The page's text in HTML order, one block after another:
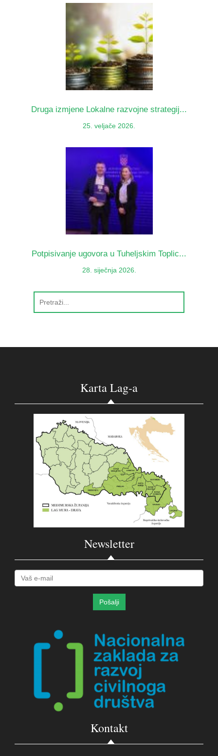
Druga izmjene Lokalne razvojne strategij...
25. veljače 2026.
Potpisivanje ugovora u Tuheljskim Toplic...
28. siječnja 2026.
Karta Lag-a
Newsletter
Kontakt